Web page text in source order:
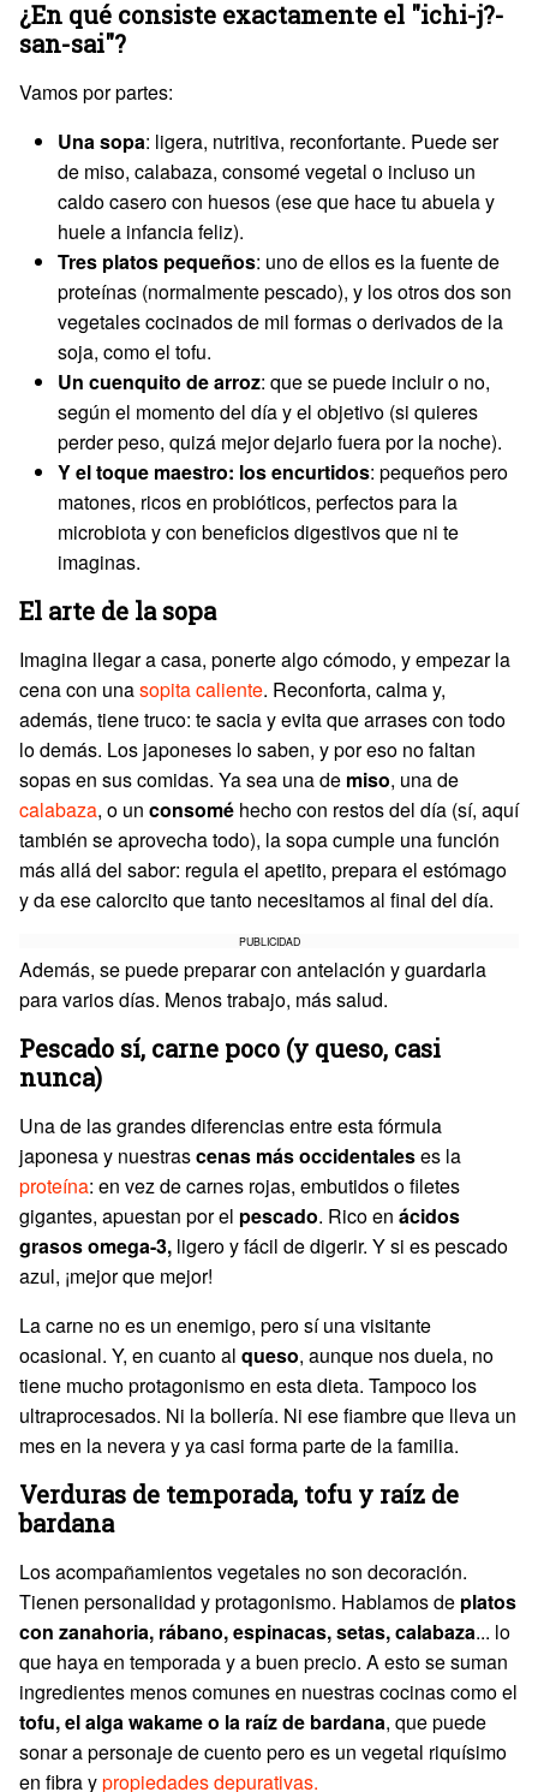
¿En qué consiste exactamente el "ichi-j?-
san-sai"?
Vamos por partes:
Una sopa: ligera, nutritiva, reconfortante. Puede ser
de miso, calabaza, consomé vegetal o incluso un
caldo casero con huesos (ese que hace tu abuela y
huele a infancia feliz).
Tres platos pequeños: uno de ellos es la fuente de
proteínas (normalmente pescado), y los otros dos son
vegetales cocinados de mil formas o derivados de la
soja, como el tofu.
Un cuenquito de arroz: que se puede incluir o no,
según el momento del día y el objetivo (si quieres
perder peso, quizá mejor dejarlo fuera por la noche).
Y el toque maestro: los encurtidos: pequeños pero
matones, ricos en probióticos, perfectos para la
microbiota y con beneficios digestivos que ni te
imaginas.
El arte de la sopa
Imagina llegar a casa, ponerte algo cómodo, y empezar la
cena con unasopita caliente. Reconforta, calma y,
además, tiene truco: te sacia y evita que arrases con todo
lo demás. Los japoneses lo saben, y por eso no faltan
sopas en sus comidas. Ya sea una de miso, una de
calabaza, o un consomé hecho con restos del día (sí, aquí
también se aprovecha todo), la sopa cumple una función
más allá del sabor: regula el apetito, prepara el estómago
y da ese calorcito que tanto necesitamos al final del día.
PUBLICIDAD
Además, se puede preparar con antelación y guardarla
para varios días. Menos trabajo, más salud.
Pescado sí, carne poco (y queso, casi
nunca)
Una de las grandes diferencias entre esta fórmula
japonesa y nuestrascenas más occidentaleses la
proteína: en vez de carnes rojas, embutidos o filetes
gigantes, apuestan por el pescado. Rico en ácidos
grasos omega-3, ligero y fácil de digerir. Y si es pescado
azul, ¡mejor que mejor!
La carne no es un enemigo, pero sí una visitante
ocasional. Y, en cuanto al queso, aunque nos duela, no
tiene mucho protagonismo en esta dieta. Tampoco los
ultraprocesados. Ni la bollería. Ni ese fiambre que lleva un
mes en la nevera y ya casi forma parte de la familia.
Verduras de temporada, tofu y raíz de
bardana
Los acompañamientos vegetales no son decoración.
Tienen personalidad y protagonismo. Hablamos de platos
con zanahoria, rábano, espinacas, setas, calabaza... lo
que haya en temporada y a buen precio. A esto se suman
ingredientes menos comunes en nuestras cocinas como el
tofu, el alga wakame o la raíz de bardana, que puede
sonar a personaje de cuento pero es un vegetal riquísimo
en fibra ypropiedades depurativas.